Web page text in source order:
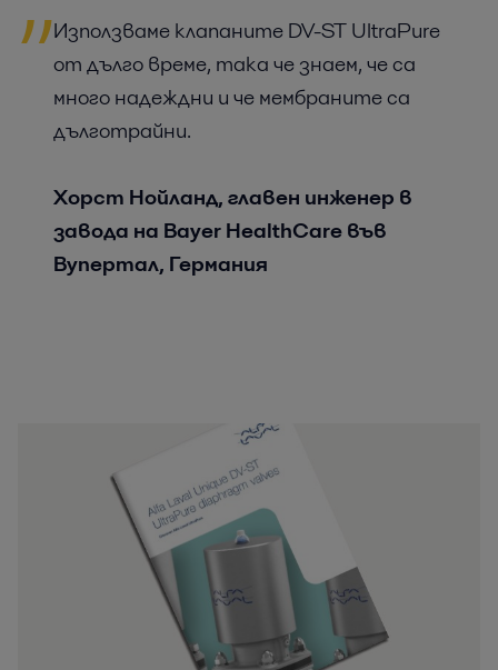
Използваме клапаните DV-ST UltraPure
от дълго време, така че знаем, че са
много надеждни и че мембраните са
дълготрайни.
Хорст Нойланд, главен инженер в
завода на Bayer HealthCare във
Вупертал, Германия